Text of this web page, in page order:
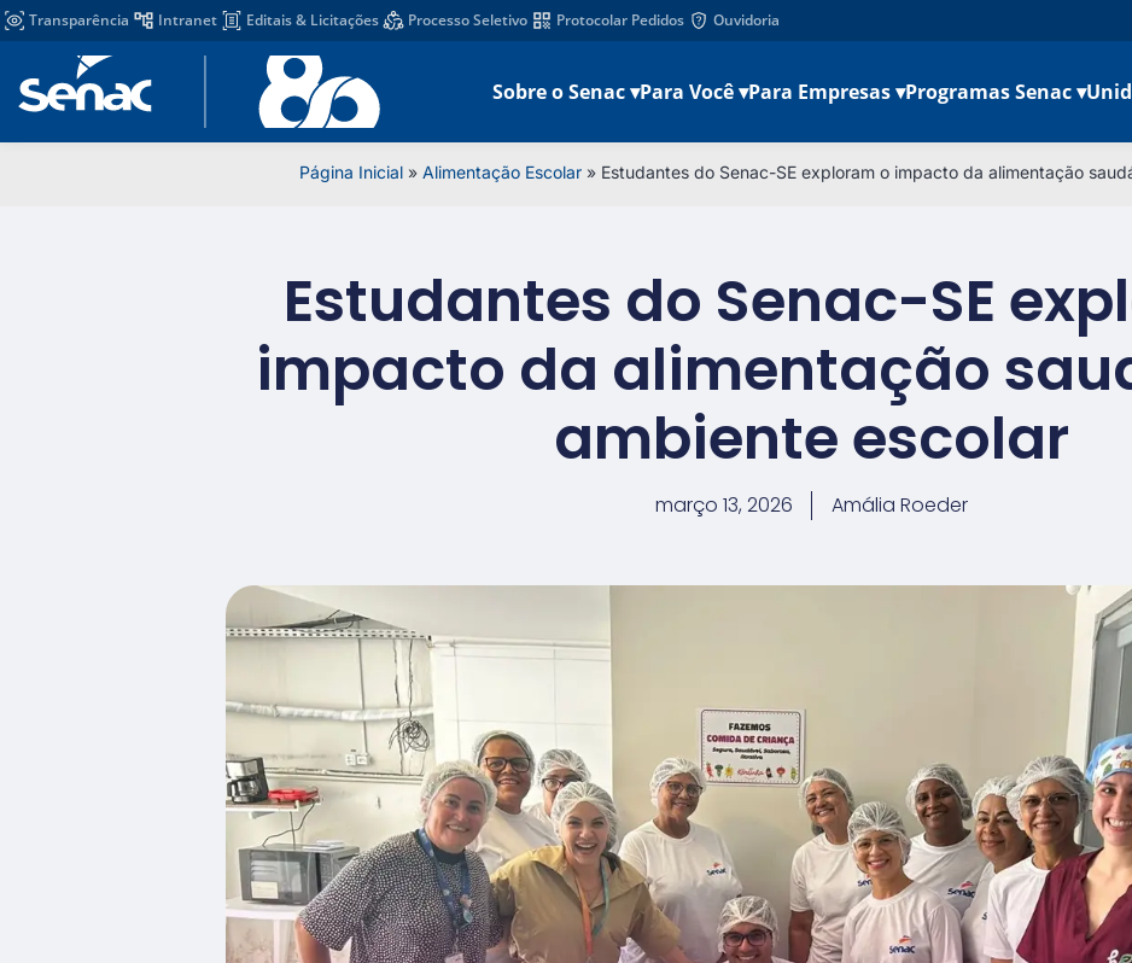
Transparência Intranet Editais & Licitações Processo Seletivo Protocolar Pedidos Ouvidoria
Sobre o Senac ▾Para Você ▾Para Empresas ▾Programas Senac ▾
Página Inicial» Alimentação Escolar» Estudantes do Senac-SE exploram o impacto da alimentação
Estudantes do Senac-SE
impacto da alimentação
ambiente escolar
março 13, 2026 Amália Roeder